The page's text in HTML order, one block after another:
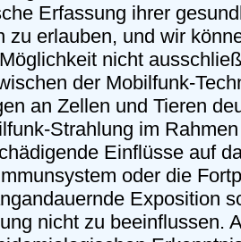
Erfassung ihrer
zu erlauben, und wir
nicht
der Mobilfunk-
an Zellen und Tieren
Strahlung im
Einflüsse auf
oder die
Exposition
nicht zu beeinflussen.